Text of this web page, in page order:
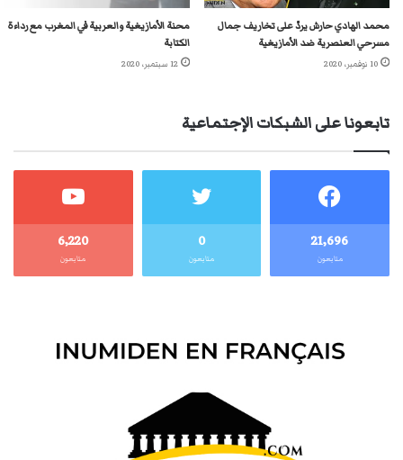
محمد الهادي حارش يردّ على تخاريف جمال
مسرحي العنصرية ضد الأمازيغية
10 نوفمبر، 2020
محنة الأمازيغية والعربية في المغرب مع رداءة
الكتابة
12 سبتمبر، 2020
تابعونا على الشبكات الإجتماعية
21٬696
متابعون
0
متابعون
6٬220
متابعون